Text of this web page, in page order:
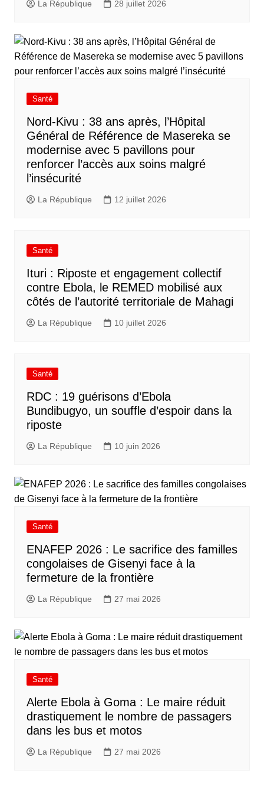
La République 28 juillet 2026
Santé
Nord-Kivu : 38 ans après, l’Hôpital
Général de Référence de Masereka se
modernise avec 5 pavillons pour
renforcer l’accès aux soins malgré
l’insécurité
La République 12 juillet 2026
Santé
Ituri : Riposte et engagement collectif
contre Ebola, le REMED mobilisé aux
côtés de l’autorité territoriale de Mahagi
La République 10 juillet 2026
Santé
RDC : 19 guérisons d’Ebola
Bundibugyo, un souffle d’espoir dans la
riposte
La République 10 juin 2026
Santé
ENAFEP 2026 : Le sacrifice des familles
congolaises de Gisenyi face à la
fermeture de la frontière
La République 27 mai 2026
Santé
Alerte Ebola à Goma : Le maire réduit
drastiquement le nombre de passagers
dans les bus et motos
La République 27 mai 2026